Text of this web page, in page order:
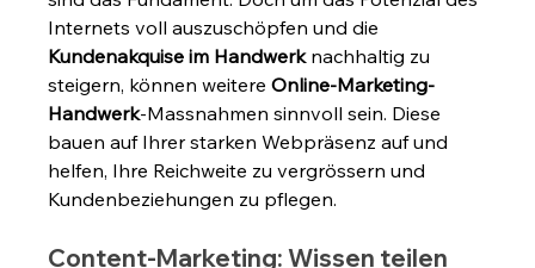
Internets voll auszuschöpfen und die
Kundenakquise im Handwerk nachhaltig zu
steigern, können weitere Online-Marketing-
Handwerk-Massnahmen sinnvoll sein. Diese
bauen auf Ihrer starken Webpräsenz auf und
helfen, Ihre Reichweite zu vergrössern und
Kundenbeziehungen zu pflegen.
Content-Marketing: Wissen teilen